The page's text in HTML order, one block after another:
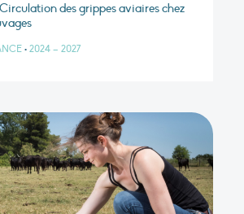
des grippes aviaires chez
• 2024 – 2027